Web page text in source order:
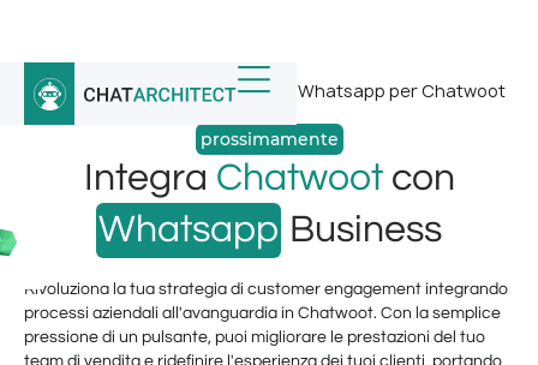
Home / Integrazioni WhatsApp Whatsapp per Chatwoot
prossimamente
Integra Chatwootcon
Whatsapp Business
Rivoluziona la tua strategia di customer engagement integrando
processi aziendali all'avanguardia in Chatwoot. Con la semplice
pressione di un pulsante, puoi migliorare le prestazioni del tuo
team di vendita e ridefinire l'esperienza dei tuoi clienti, portando